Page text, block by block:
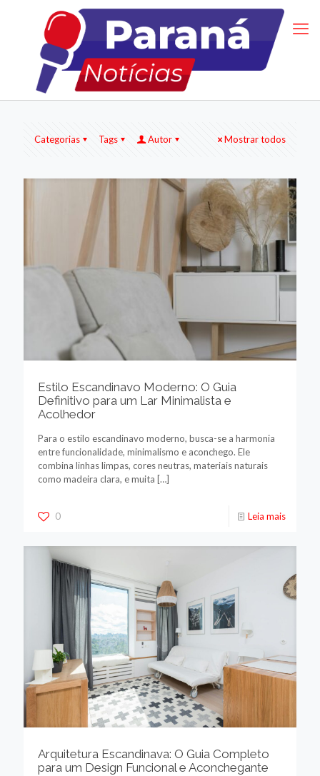
Categorias Tags Autor Mostrar todos
Estilo Escandinavo Moderno: O Guia
Definitivo para um Lar Minimalista e
Acolhedor
Para o estilo escandinavo moderno, busca-se a harmonia
entre funcionalidade, minimalismo e aconchego. Ele
combina linhas limpas, cores neutras, materiais naturais
como madeira clara, e muita […]
0 Leia mais
Arquitetura Escandinava: O Guia Completo
para um Design Funcional e Aconchegante